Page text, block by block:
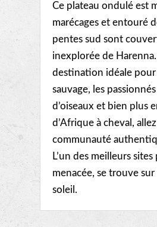
Ce plateau ondulé est
marécages et entouré
pentes sud sont
inexplorée de
destination idéale pour
sauvage, les
d’oiseaux et bien plus
d’Afrique à cheval,
communauté
L’un des meilleurs
menacée, se trouve
soleil.